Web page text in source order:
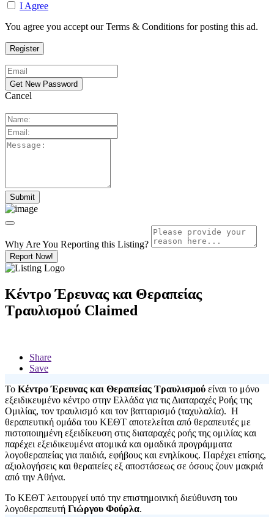
I Agree
You agree you accept our Terms & Conditions for posting this ad.
Cancel
Why Are You Reporting this Listing?
Report Now!
Κέντρο Έρευνας και Θεραπείας
Τραυλισμού Claimed
Share
Save
Το Κέντρο Έρευνας και Θεραπείας Τραυλισμού είναι το μόνο
εξειδικευμένο κέντρο στην Ελλάδα για τις Διαταραχές Ροής της
Ομιλίας, τον τραυλισμό και τον βατταρισμό (ταχυλαλία). Η
θεραπευτική ομάδα του ΚΕΘΤ αποτελείται από θεραπευτές με
πιστοποιημένη εξειδίκευση στις διαταραχές ροής της ομιλίας και
παρέχει εξειδικευμένα ατομικά και ομαδικά προγράμματα
λογοθεραπείας για παιδιά, εφήβους και ενηλίκους. Παρέχει επίσης,
αξιολογήσεις και θεραπείες εξ αποστάσεως σε όσους ζουν μακριά
από την Αθήνα.
Το ΚΕΘΤ λειτουργεί υπό την επιστημοινική διεύθυνση του
λογοθεραπευτή Γιώργου Φούρλα.